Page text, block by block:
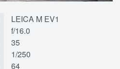
LEICA M EV1
f/16.0
35
1/250
64